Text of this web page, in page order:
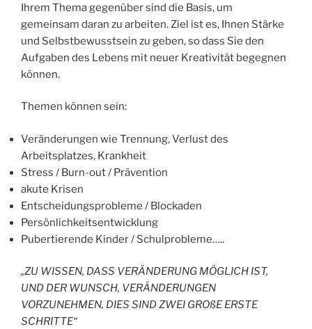
Ihrem Thema gegenüber sind die Basis, um
gemeinsam daran zu arbeiten. Ziel ist es, Ihnen Stärke
und Selbstbewusstsein zu geben, so dass Sie den
Aufgaben des Lebens mit neuer Kreativität begegnen
können.
Themen können sein:
Veränderungen wie Trennung, Verlust des
Arbeitsplatzes, Krankheit
Stress / Burn-out / Prävention
akute Krisen
Entscheidungsprobleme / Blockaden
Persönlichkeitsentwicklung
Pubertierende Kinder / Schulprobleme…..
„ZU WISSEN, DASS VERÄNDERUNG MÖGLICH IST,
UND DER WUNSCH, VERÄNDERUNGEN
VORZUNEHMEN, DIES SIND ZWEI GROßE ERSTE
SCHRITTE“